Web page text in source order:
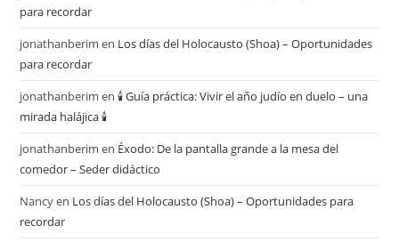
para recordar
jonathanberim en Los días del Holocausto (Shoa) – Oportunidades
para recordar
jonathanberim en🕯️ Guía práctica: Vivir el año judío en duelo – una
mirada halájica 🕯️
jonathanberim en Éxodo: De la pantalla grande a la mesa del
comedor – Seder didáctico
Nancyen Los días del Holocausto (Shoa) – Oportunidades para
recordar